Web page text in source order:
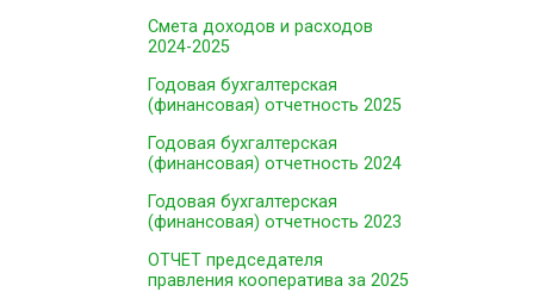
Смета доходов и расходов
2024-2025
Годовая бухгалтерская
(финансовая) отчетность 2025
Годовая бухгалтерская
(финансовая) отчетность 2024
Годовая бухгалтерская
(финансовая) отчетность 2023
ОТЧЕТ председателя
правления кооператива за 2025